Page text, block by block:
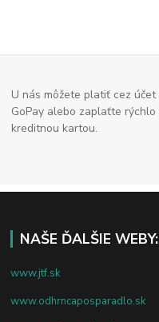
U nás môžete platiť cez účet
GoPay alebo zaplaťte rýchlo
kreditnou kartou.
NAŠE ĎALŠIE WEBY:
www.jtf.sk
www.odhrncaposparadlo.sk